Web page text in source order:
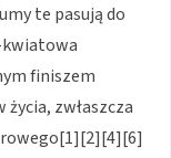
te pasują do
finiszem
zwłaszcza